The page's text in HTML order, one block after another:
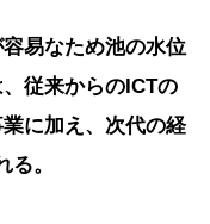
易なため池の水位
従来からのICTの
に加え、次代の経
。